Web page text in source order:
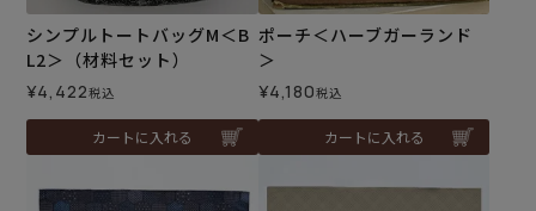
シンプルトートバッグM＜B
L2＞（材料セット）
¥4,422税込
カートに入れる
ポーチ＜ハーブガーランド
＞
¥4,180税込
カートに入れる